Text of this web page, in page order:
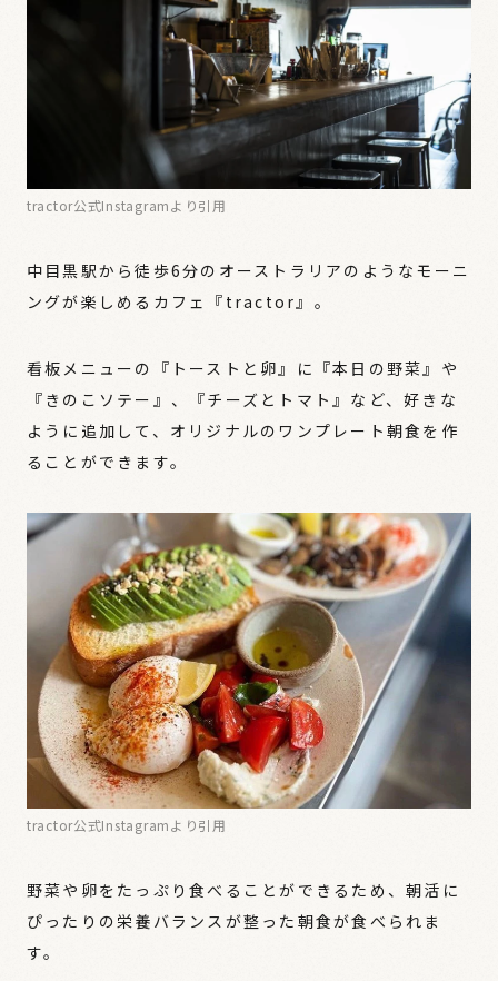
tractor公式Instagramより引用
中目黒駅から徒歩6分のオーストラリアのようなモーニ
ングが楽しめるカフェ『tractor』。
看板メニューの『トーストと卵』に『本日の野菜』や
『きのこソテー』、『チーズとトマト』など、好きな
ように追加して、オリジナルのワンプレート朝食を作
ることができます。
tractor公式Instagramより引用
野菜や卵をたっぷり食べることができるため、朝活に
ぴったりの栄養バランスが整った朝食が食べられま
す。